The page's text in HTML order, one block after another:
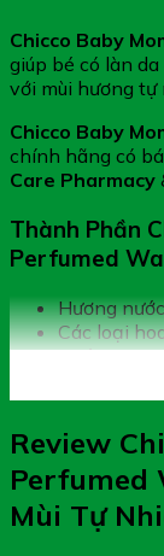
Tự
Nhiên,
Tinh
Tế
Và
Dịu
Ngọt
số
lượng
Chicco Baby
giúp bé có làn
với mùi hương
Chicco Baby
chính hãng có
Care Pharmacy
Thành Phần
Perfumed
Hương
Các loại
Nước
Review
Perfumed
Mùi Tự